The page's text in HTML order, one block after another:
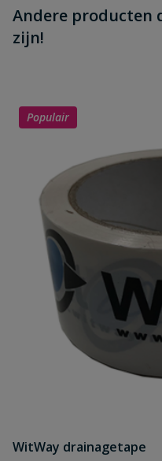
Andere producten
zijn!
Populair
WitWay drainagetape